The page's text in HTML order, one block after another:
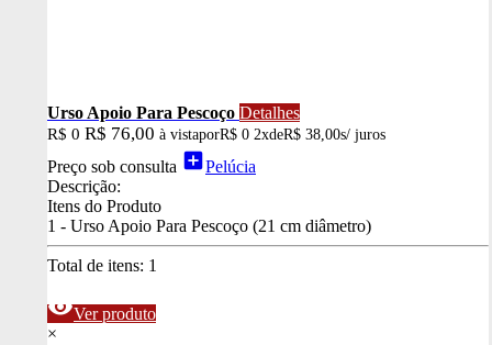
Urso Apoio Para Pescoço Detalhes
R$ 0 R$ 76,00 à vistaporR$ 0 2xdeR$ 38,00s/ juros
Preço sob consulta add_boxPelúcia
Descrição:
Itens do Produto
1 - Urso Apoio Para Pescoço (21 cm diâmetro)
Total de itens: 1
visibilityVer produto
×